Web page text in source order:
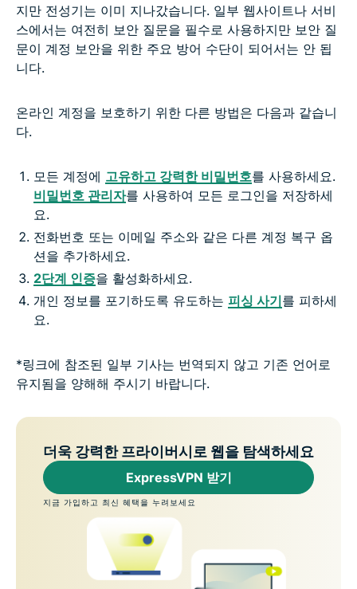
지만 전성기는 이미 지나갔습니다. 일부 웹사이트나 서비
스에서는 여전히 보안 질문을 필수로 사용하지만 보안 질
문이 계정 보안을 위한 주요 방어 수단이 되어서는 안 됩
니다.
온라인 계정을 보호하기 위한 다른 방법은 다음과 같습니
다.
모든 계정에 고유하고 강력한 비밀번호를 사용하세요.
비밀번호 관리자를 사용하여 모든 로그인을 저장하세
요.
전화번호 또는 이메일 주소와 같은 다른 계정 복구 옵
션을 추가하세요.
2단계 인증을 활성화하세요.
개인 정보를 포기하도록 유도하는 피싱 사기를 피하세
요.
*링크에 참조된 일부 기사는 번역되지 않고 기존 언어로
유지됨을 양해해 주시기 바랍니다.
더욱 강력한 프라이버시로 웹을 탐색하세요
ExpressVPN 받기
지금 가입하고 최신 혜택을 누려보세요